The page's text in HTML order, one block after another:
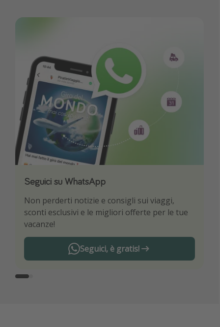
Seguici su WhatsApp
Non perderti notizie e consigli sui viaggi,
sconti esclusivi e le migliori offerte per le tue
vacanze!
Seguici, è gratis!
Scarica la nostra App
Sii il primo a conoscere le migliori offerte di
viaggio